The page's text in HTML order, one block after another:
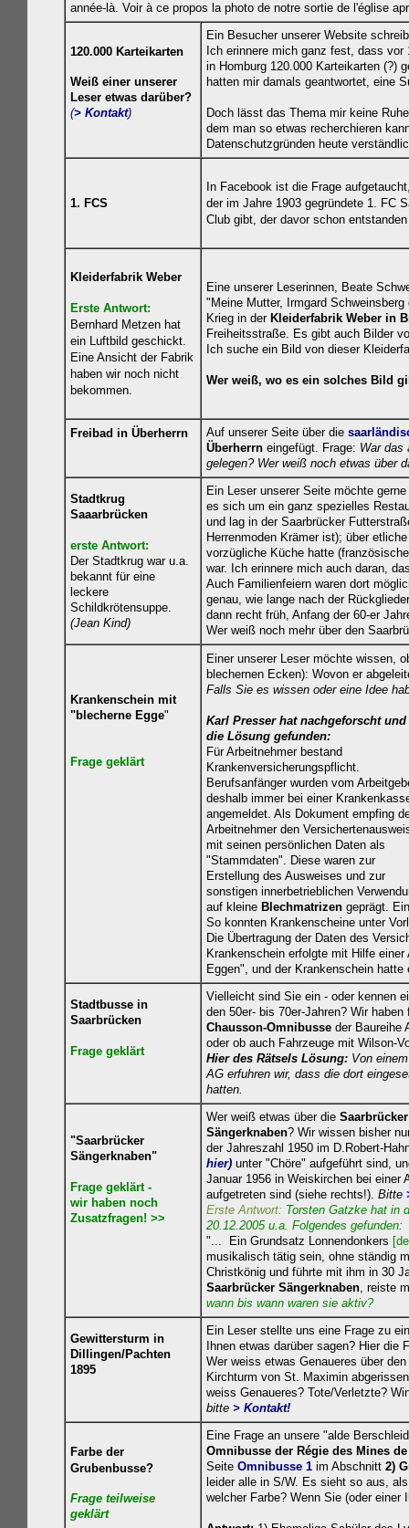
année-là. Voir à ce propos la photo de notre sortie de l'église
120.000 Karteikarten
Weiß einer unserer
Leser etwas darüber?
(> Kontakt)
Ein Besucher unserer Website
Ich erinnere mich ganz fest, dass
in Homburg 120.000 Karteikarten (?)
hatten mir damals geantwortet, eine
Doch lässt das Thema mir keine
dem man so etwas recherchieren
Datenschutzgründen heute
1. FCS
In Facebook ist die Frage
der im Jahre 1903 gegründete 1. FC
Club gibt, der davor schon
Kleiderfabrik Weber
Erste Antwort:
Bernhard Metzen hat
ein Luftbild geschickt.
Eine Ansicht der Fabrik
haben wir noch nicht
bekommen.
Eine unserer Leserinnen, Beate
"Meine Mutter, Irmgard
Krieg in derKleiderfabrik Weber in
Freiheitsstraße. Es gibt auch Bilder
Ich suche ein Bild von dieser
Wer weiß, wo es ein solches Bild
Freibad in Überherrn Auf unserer Seite über die
Überherrn eingefügt. Frage: War das
gelegen? Wer weiß noch etwas über
Stadtkrug
Saaarbrücken
erste Antwort:
Der Stadtkrug war u.a.
bekannt für eine
leckere
Schildkrötensuppe.
(Jean Kind)
Ein Leser unserer Seite möchte
es sich um ein ganz spezielles
und lag in der Saarbrücker
Herrenmoden Krämer ist); über
vorzügliche Küche hatte
war. Ich erinnere mich auch daran,
Auch Familienfeiern waren dort
genau, wie lange nach der
dann recht früh, Anfang der 60-er
Wer weiß noch mehr über den
Krankenschein mit
"blecherne Egge"
Frage geklärt
Einer unserer Leser möchte wissen,
blechernen Ecken): Wovon er
Falls Sie es wissen oder eine Idee
Karl Presser hat nachgeforscht und
die Lösung gefunden:
Für Arbeitnehmer bestand
Krankenversicherungspflicht.
Berufsanfänger wurden vom
deshalb immer bei einer
angemeldet. Als Dokument empfing
Arbeitnehmer den
mit seinen persönlichen Daten als
"Stammdaten". Diese waren zur
Erstellung des Ausweises und zur
sonstigen innerbetrieblichen
auf kleine Blechmatrizen geprägt.
So konnten Krankenscheine unter
Die Übertragung der Daten des
Krankenschein erfolgte mit Hilfe
Eggen", und der Krankenschein
Stadtbusse in
Saarbrücken
Frage geklärt
Vielleicht sind Sie ein - oder kennen
den 50er- bis 70er-Jahren? Wir
Chausson-Omnibusse der Baureihe
oder ob auch Fahrzeuge mit Wilson-
Hier des Rätsels Lösung: Von
AG erfuhren wir, dass die dort
hatten.
"Saarbrücker
Sängerknaben"
Frage geklärt -
wir haben noch
Zusatzfragen! >>
Wer weiß etwas über die Saarbrücker
Sängerknaben? Wir wissen bisher
der Jahreszahl 1950 im D.Robert-
hier) unter "Chöre" aufgeführt sind,
Januar 1956 in Weiskirchen bei einer
aufgetreten sind (siehe rechts!). Bitte
Erste Antwort: Torsten Gatzke hat in
20.12.2005 u.a. Folgendes gefunden:
"... Ein Grundsatz Lonnendonkers
musikalisch tätig sein, ohne ständig
Christkönig und führte mit ihm in 30
Saarbrücker Sängerknaben, reiste
wann bis wann waren sie aktiv?
Gewittersturm in
Dillingen/Pachten
1895
Ein Leser stellte uns eine Frage zu
Ihnen etwas darüber sagen? Hier die
Wer weiss etwas Genaueres über
Kirchturm von St. Maximin
weiss Genaueres? Tote/Verletzte?
bitte > Kontakt!
Farbe der
Grubenbusse?
Frage teilweise
geklärt
Eine Frage an unsere "alde
Omnibusse der Régie des Mines
Seite Omnibusse 1 im Abschnitt 2)
leider alle in S/W. Es sieht so aus,
welcher Farbe? Wenn Sie (oder